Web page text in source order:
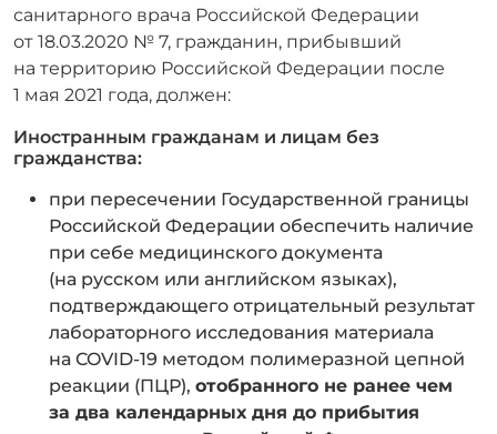
санитарного врача Российской Федерации
от 18.03.2020 № 7, гражданин, прибывший
на территорию Российской Федерации после
1 мая 2021 года, должен:
Иностранным гражданам и лицам без
гражданства:
при пересечении Государственной границы
Российской Федерации обеспечить наличие
при себе медицинского документа
(на русском или английском языках),
подтверждающего отрицательный результат
лабораторного исследования материала
на COVID-19 методом полимеразной цепной
реакции (ПЦР), отобранного не ранее чем
за два календарных дня до прибытия